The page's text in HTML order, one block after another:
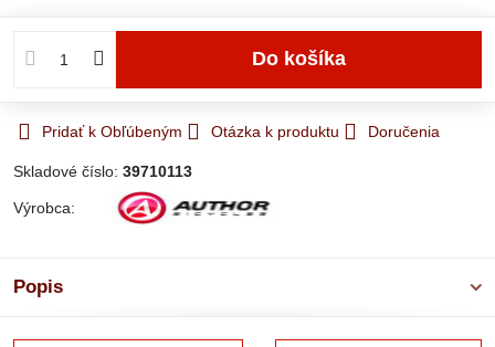
Do košíka
Pridať k Obľúbeným Otázka k produktu Doručenia
Skladové číslo: 39710113
Výrobca:
Popis